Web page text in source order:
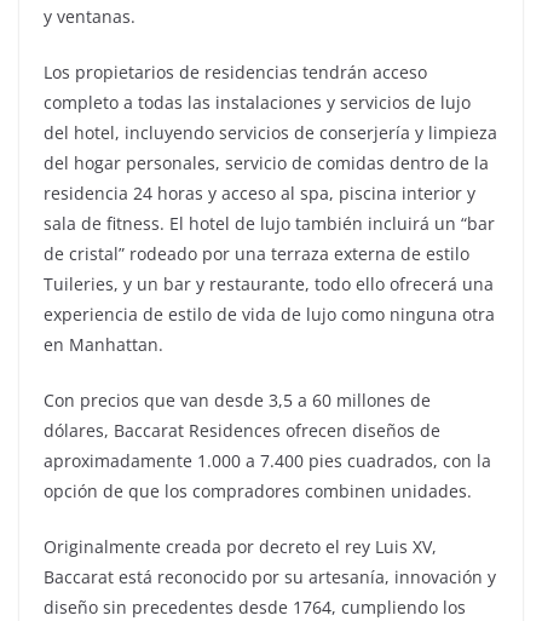
y ventanas.
Los propietarios de residencias tendrán acceso
completo a todas las instalaciones y servicios de lujo
del hotel, incluyendo servicios de conserjería y limpieza
del hogar personales, servicio de comidas dentro de la
residencia 24 horas y acceso al spa, piscina interior y
sala de fitness. El hotel de lujo también incluirá un “bar
de cristal” rodeado por una terraza externa de estilo
Tuileries, y un bar y restaurante, todo ello ofrecerá una
experiencia de estilo de vida de lujo como ninguna otra
en Manhattan.
Con precios que van desde 3,5 a 60 millones de
dólares, Baccarat Residences ofrecen diseños de
aproximadamente 1.000 a 7.400 pies cuadrados, con la
opción de que los compradores combinen unidades.
Originalmente creada por decreto el rey Luis XV,
Baccarat está reconocido por su artesanía, innovación y
diseño sin precedentes desde 1764, cumpliendo los